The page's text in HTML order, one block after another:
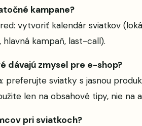
kampane?
vytvoriť kalendár sviatkov
kampaň, last-call).
dávajú zmysel pre e-shop?
preferujte sviatky s jasnou
len na obsahové tipy, nie na
pri sviatkoch?